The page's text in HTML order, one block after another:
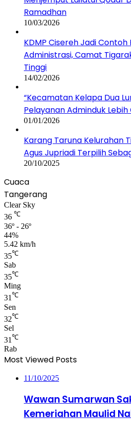
Ramadhan
10/03/2026
KDMP Cisereh Jadi
Administrasi, Camat
Tinggi
14/02/2026
“Kecamatan Kelapa Dua
Pelayanan Adminduk
01/01/2026
Karang Taruna Kelurahan
Agus Jupriadi Terpilih
20/10/2025
Cuaca
Tangerang
Clear Sky
36 ℃
36º - 26º
44%
5.42 km/h
35℃
Sab
35℃
Ming
31℃
Sen
32℃
Sel
31 ℃
Rab
Most Viewed Posts
11/10/2025
Wawan Sumarwan
Kemeriahan Maulid